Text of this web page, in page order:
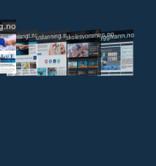
svomlangt.noutdanning.svomming.no
skolesvommen.notryggivann.no